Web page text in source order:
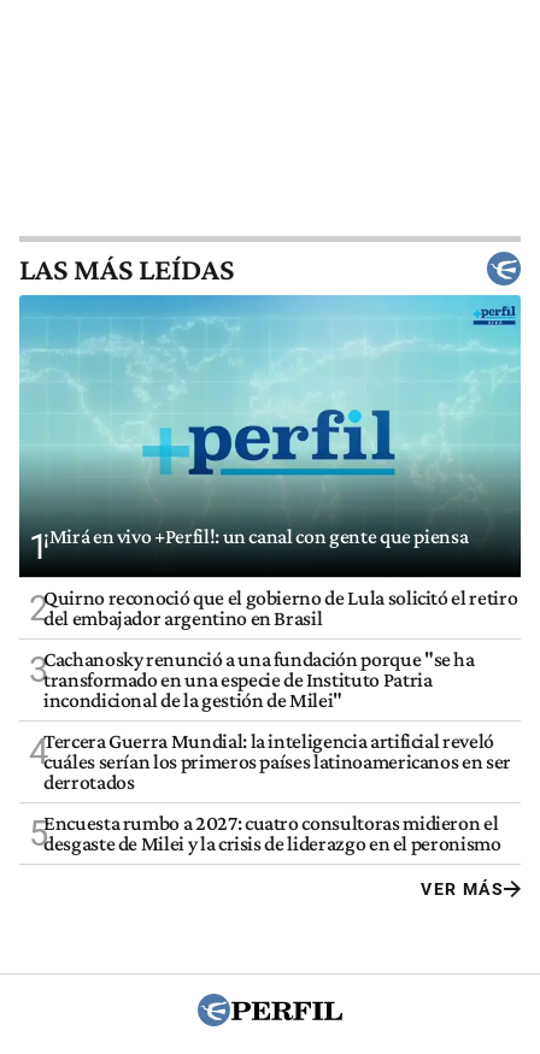
LAS MÁS LEÍDAS
1¡Mirá en vivo +Perfil!: un canal con gente que piensa
2Quirno reconoció que el gobierno de Lula solicitó el retiro
del embajador argentino en Brasil
3Cachanosky renunció a una fundación porque "se ha
transformado en una especie de Instituto Patria
incondicional de la gestión de Milei"
4Tercera Guerra Mundial: la inteligencia artificial reveló
cuáles serían los primeros países latinoamericanos en ser
derrotados
5Encuesta rumbo a 2027: cuatro consultoras midieron el
desgaste de Milei y la crisis de liderazgo en el peronismo
VER MÁS